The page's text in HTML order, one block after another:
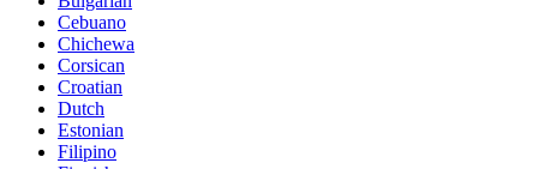
Cebuano
Chichewa
Corsican
Croatian
Dutch
Estonian
Filipino